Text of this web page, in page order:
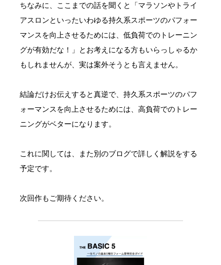
ちなみに、ここまでの話を聞くと「マラソンやトライ
アスロンといったいわゆる持久系スポーツのパフォー
マンスを向上させるためには、低負荷でのトレーニン
グが有効だな！」とお考えになる方もいらっしゃるか
もしれませんが、実は案外そうとも言えません。
結論だけお伝えすると真逆で、持久系スポーツのパフ
ォーマンスを向上させるためには、高負荷でのトレー
ニングがベターになります。
これに関しては、また別のブログで詳しく解説をする
予定です。
次回作もご期待ください。